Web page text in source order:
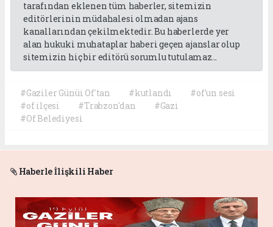
tarafından eklenen tüm haberler, sitemizin
editörlerinin müdahalesi olmadan ajans
kanallarından çekilmektedir. Bu haberlerde yer
alan hukuki muhataplar haberi geçen ajanslar olup
sitemizin hiç bir editörü sorumlu tutulamaz...
#Gaziler Günüi Of'tan #kutlandı
#of'un sesi
#of ilçesi
#Trabzon'dan
#Gazi
#Of Belediyesi
Haberle İlişkili Haber